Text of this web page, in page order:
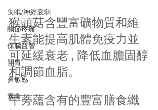
失眠/神經衰弱
關節疼痛
保腦益智
開胃
鼻敏感
素食
猴頭菇含豐富礦物質和維
生素能提高肌體免疫力並
可延緩衰老 , 降低血膽固醇
和調節血脂。
牛蒡蘊含有的豐富膳食纖